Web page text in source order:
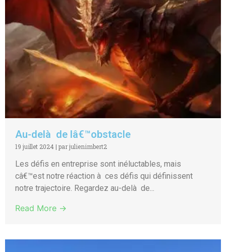
Au-delà de lâ€™obstacle
19 juillet 2024 | par julienimbert2
Les défis en entreprise sont inéluctables, mais
câ€™est notre réaction à ces défis qui définissent
notre trajectoire. Regardez au-delà de...
Read More →